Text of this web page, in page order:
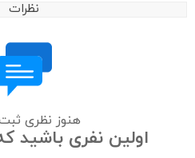
نظرات
هنوز نظری
اولین نفری باشید